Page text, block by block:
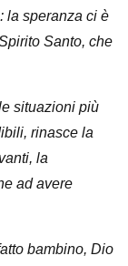
la speranza ci è
Santo, che
situazioni più
rinasce la
la
ad avere
bambino, Dio